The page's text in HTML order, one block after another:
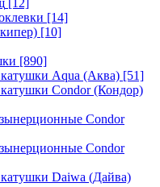
[12]
[14]
[10]
[890]
Aqua (Аква) [51]
Condor (Кондор)
Condor
Condor
Daiwa (Дайва)